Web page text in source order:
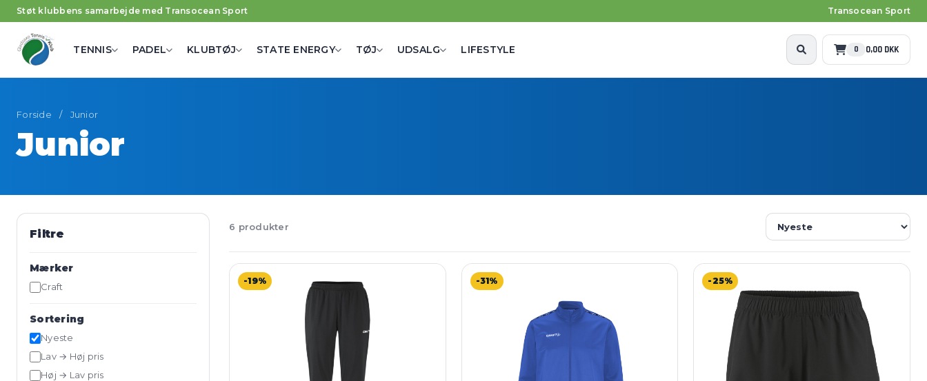
Støt klubbens samarbejde med Transocean Sport Transocean Sport
TENNIS PADEL KLUBTØJ STATE ENERGY TØJ UDSALG LIFESTYLE 0 0,00 DKK
Forside / Junior
Junior
Filtre
Mærker
Craft
Sortering
Nyeste
Lav → Høj pris
Høj → Lav pris
6 produkter
-19% -31% -25%